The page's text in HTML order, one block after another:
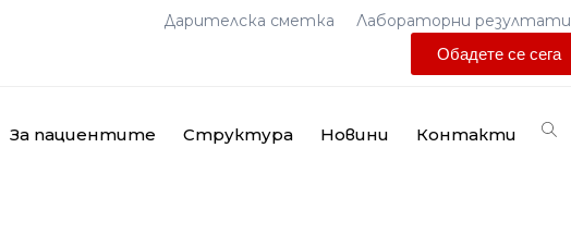
Дарителска сметка Лабораторни резултати
Обадете се сега
За пациентите Структура Новини Контакти